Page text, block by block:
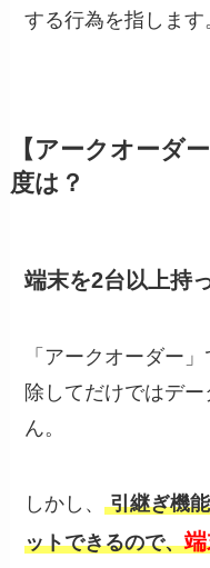
する行為を指します
【アークオーダ
度は？
端末を2台以上持
「アークオーダー
除してだけではデ
ん。
しかし、 引継ぎ機
ットできるので、